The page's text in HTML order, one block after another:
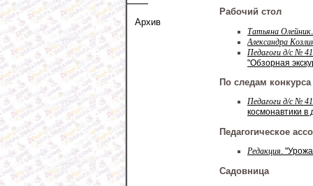
Архив
Рабочий стол
Татьяна Олейник
Александра
Педагоги д/с №
"Обзорная
По следам конкурса
Педагоги д/с №
космонавтики в
Педагогическое
Редакция.
Садовница